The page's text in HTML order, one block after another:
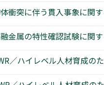
衝突に伴う貫入事象に関
金属の特性確認試験に関
／ハイレベル人材育成の